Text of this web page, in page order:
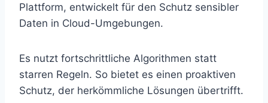
Plattform, entwickelt für den Schutz sensibler
Daten in Cloud-Umgebungen.
Es nutzt fortschrittliche Algorithmen statt
starren Regeln. So bietet es einen proaktiven
Schutz, der herkömmliche Lösungen übertrifft.